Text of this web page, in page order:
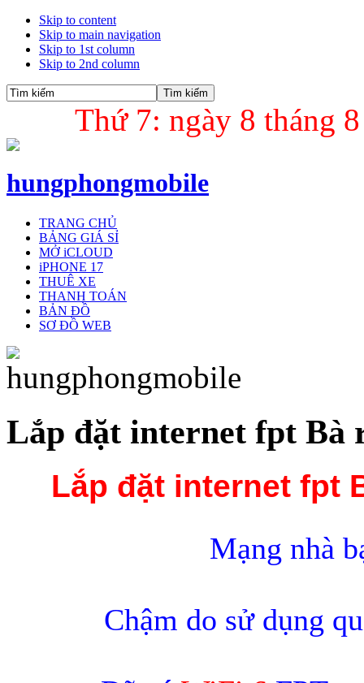
Skip to content
Skip to main navigation
Skip to 1st column
Skip to 2nd column
Thứ 7: ngày 8 tháng
hungphongmobile
TRANG CHỦ
BẢNG GIÁ SỈ
MỞ iCLOUD
iPHONE 17
THUÊ XE
THANH TOÁN
BẢN ĐỒ
SƠ ĐỒ WEB
Lắp đặt internet fpt Bà
Lắp đặt internet fpt
Mạng nhà
Chậm do sử dụng